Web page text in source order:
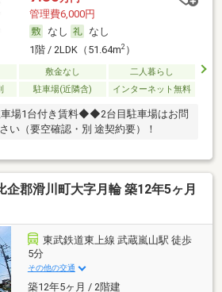
管理費6,000円
なし
なし
1階 / 2LDK（51.64m2）
敷金なし
二人暮らし
駐車場(近隣含) インターネット無料
場1台付き賃料◆◆2台目駐車場はお問
い（要空確認・別 途契約要）！
企郡滑川町大字月輪 築12年5ヶ月
東武鉄道東上線 武蔵嵐山駅 徒歩
5分
その他の交通
築12年5ヶ月 / 2階建